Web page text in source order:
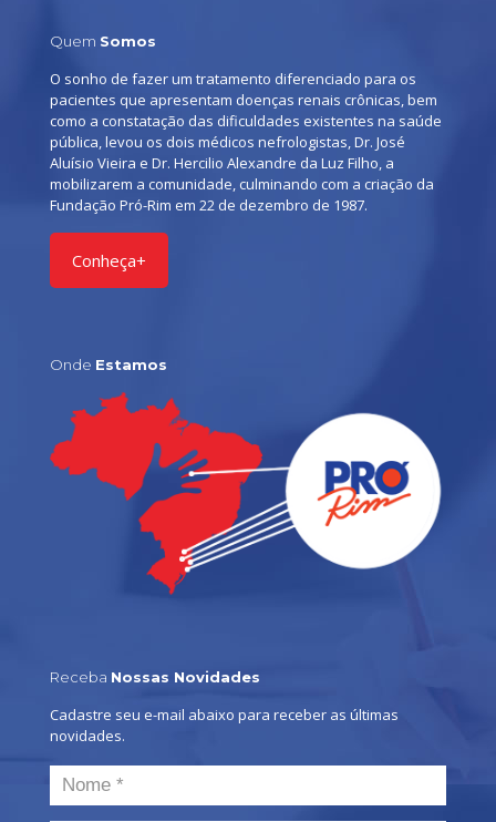
Quem Somos
O sonho de fazer um tratamento diferenciado para os
pacientes que apresentam doenças renais crônicas, bem
como a constatação das dificuldades existentes na saúde
pública, levou os dois médicos nefrologistas, Dr. José
Aluísio Vieira e Dr. Hercilio Alexandre da Luz Filho, a
mobilizarem a comunidade, culminando com a criação da
Fundação Pró-Rim em 22 de dezembro de 1987.
Conheça+
Onde Estamos
Receba Nossas Novidades
Cadastre seu e-mail abaixo para receber as últimas
novidades.